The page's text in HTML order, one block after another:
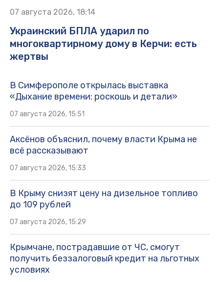
07 августа 2026, 18:14
Украинский БПЛА ударил по
многоквартирному дому в Керчи: есть
жертвы
В Симферополе открылась выставка
«Дыхание времени: роскошь и детали»
07 августа 2026, 15:51
Аксёнов объяснил, почему власти Крыма не
всё рассказывают
07 августа 2026, 15:33
В Крыму снизят цену на дизельное топливо
до 109 рублей
07 августа 2026, 15:29
Крымчане, пострадавшие от ЧС, смогут
получить беззалоговый кредит на льготных
условиях